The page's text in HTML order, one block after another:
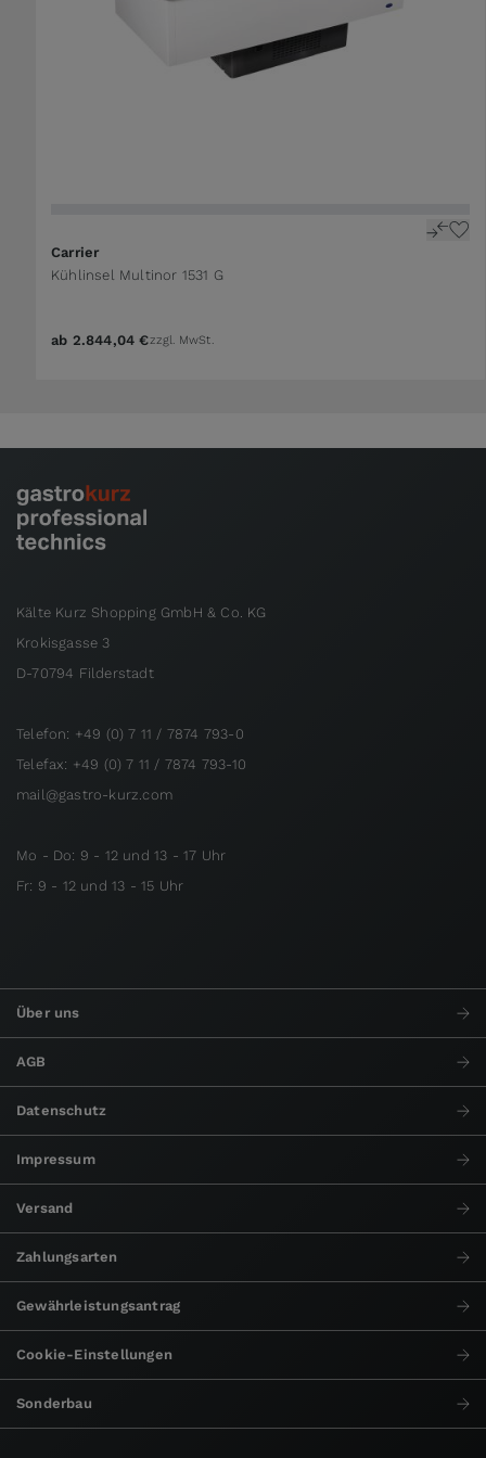
Carrier
Kühlinsel Multinor 1531 G
ab 2.844,04 €zzgl. MwSt.
Kälte Kurz Shopping GmbH & Co. KG
Krokisgasse 3
D-70794 Filderstadt
Telefon: +49 (0) 7 11 / 7874 793-0
Telefax: +49 (0) 7 11 / 7874 793-10
mail@gastro-kurz.com
Mo - Do: 9 - 12 und 13 - 17 Uhr
Fr: 9 - 12 und 13 - 15 Uhr
Über uns
AGB
Datenschutz
Impressum
Versand
Zahlungsarten
Gewährleistungsantrag
Cookie-Einstellungen
Sonderbau